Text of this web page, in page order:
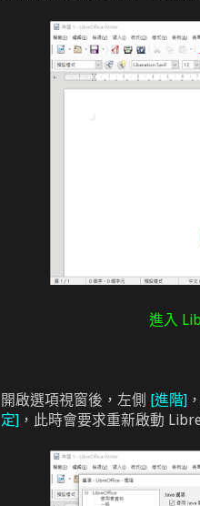
進入
開啟選項視窗後，左側 [進階]
定] ，此時會要求重新啟動